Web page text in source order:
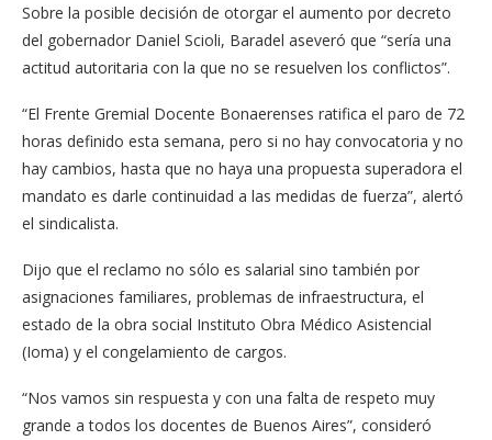
Sobre la posible decisión de otorgar el aumento por decreto
del gobernador Daniel Scioli, Baradel aseveró que “sería una
actitud autoritaria con la que no se resuelven los conflictos”.
“El Frente Gremial Docente Bonaerenses ratifica el paro de 72
horas definido esta semana, pero si no hay convocatoria y no
hay cambios, hasta que no haya una propuesta superadora el
mandato es darle continuidad a las medidas de fuerza”, alertó
el sindicalista.
Dijo que el reclamo no sólo es salarial sino también por
asignaciones familiares, problemas de infraestructura, el
estado de la obra social Instituto Obra Médico Asistencial
(Ioma) y el congelamiento de cargos.
“Nos vamos sin respuesta y con una falta de respeto muy
grande a todos los docentes de Buenos Aires”, consideró